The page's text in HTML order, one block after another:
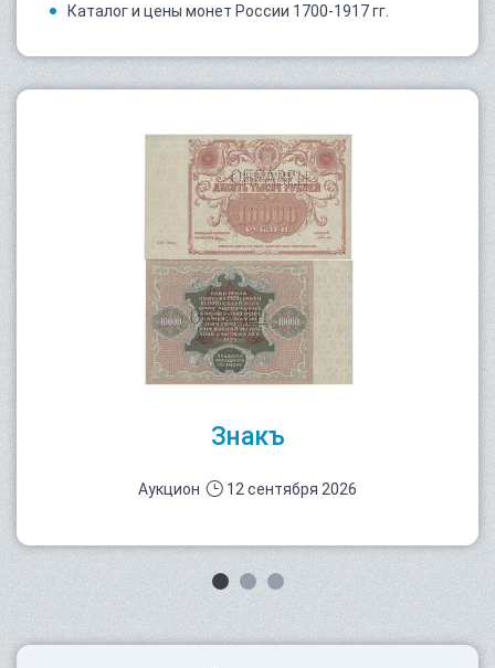
Каталог и цены монет России 1700-1917 гг.
Знакъ
Аукцион 12 сентября 2026